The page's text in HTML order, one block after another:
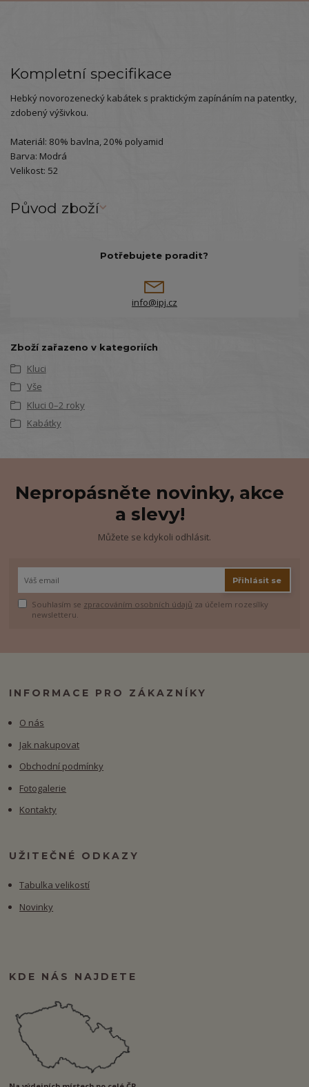
Kompletní specifikace
Hebký novorozenecký kabátek s praktickým zapínáním na patentky,
zdobený výšivkou.
Materiál: 80% bavlna, 20% polyamid
Barva: Modrá
Velikost: 52
Původ zboží
Potřebujete poradit?
info@ipj.cz
Zboží zařazeno v kategoriích
Kluci
Vše
Kluci 0–2 roky
Kabátky
Nepropásněte novinky, akce
a slevy!
Můžete se kdykoli odhlásit.
Přihlásit se
Souhlasím se zpracováním osobních údajů za účelem rozesílky
newsletteru.
INFORMACE PRO ZÁKAZNÍKY
O nás
Jak nakupovat
Obchodní podmínky
Fotogalerie
Kontakty
UŽITEČNÉ ODKAZY
Tabulka velikostí
Novinky
KDE NÁS NAJDETE